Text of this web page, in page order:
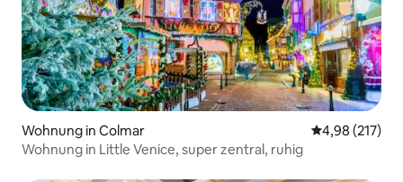
Wohnung in Colmar
4,98 (217)
Wohnung in Little Venice, super zentral, ruhig